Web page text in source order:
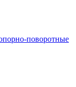
поворотные